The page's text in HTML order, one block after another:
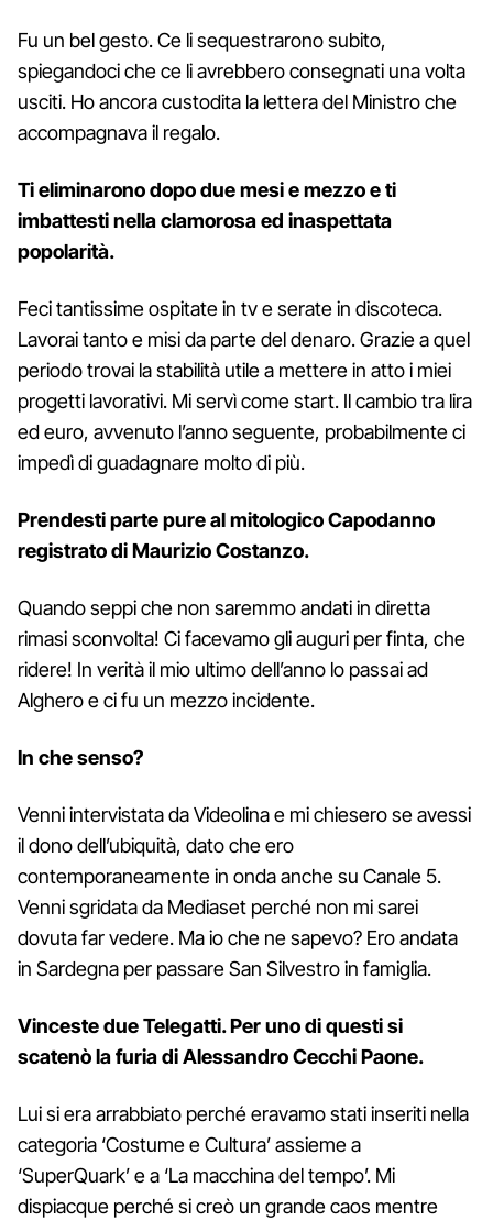
Fu un bel gesto. Ce li sequestrarono subito,
spiegandoci che ce li avrebbero consegnati una volta
usciti. Ho ancora custodita la lettera del Ministro che
accompagnava il regalo.
Ti eliminarono dopo due mesi e mezzo e ti
imbattesti nella clamorosa ed inaspettata
popolarità.
Feci tantissime ospitate in tv e serate in discoteca.
Lavorai tanto e misi da parte del denaro. Grazie a quel
periodo trovai la stabilità utile a mettere in atto i miei
progetti lavorativi. Mi servì come start. Il cambio tra lira
ed euro, avvenuto l’anno seguente, probabilmente ci
impedì di guadagnare molto di più.
Prendesti parte pure al mitologico Capodanno
registrato di Maurizio Costanzo.
Quando seppi che non saremmo andati in diretta
rimasi sconvolta! Ci facevamo gli auguri per finta, che
ridere! In verità il mio ultimo dell’anno lo passai ad
Alghero e ci fu un mezzo incidente.
In che senso?
Venni intervistata da Videolina e mi chiesero se avessi
il dono dell’ubiquità, dato che ero
contemporaneamente in onda anche su Canale 5.
Venni sgridata da Mediaset perché non mi sarei
dovuta far vedere. Ma io che ne sapevo? Ero andata
in Sardegna per passare San Silvestro in famiglia.
Vinceste due Telegatti. Per uno di questi si
scatenò la furia di Alessandro Cecchi Paone.
Lui si era arrabbiato perché eravamo stati inseriti nella
categoria ‘Costume e Cultura’ assieme a
‘SuperQuark’ e a ‘La macchina del tempo’. Mi
dispiacque perché si creò un grande caos mentre